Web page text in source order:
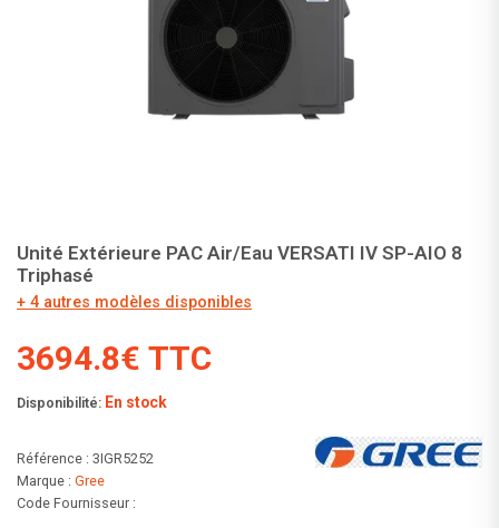
Unité Extérieure PAC Air/Eau VERSATI IV SP-AIO 8
Triphasé
+ 4 autres modèles disponibles
3694.8€ TTC
Disponibilité: En stock
Référence : 3IGR5252
Marque : Gree
Code Fournisseur :